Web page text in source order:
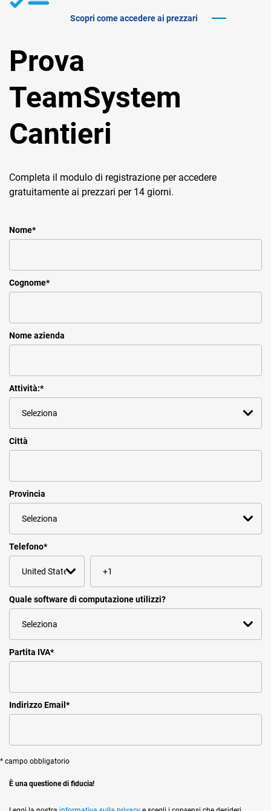
Scopri come accedere ai prezzari
Prova
TeamSystem
Cantieri
Completa il modulo di registrazione per accedere
gratuitamente ai prezzari per 14 giorni.
Nome*
Cognome*
Nome azienda
Attività:*
Città
Provincia
Telefono*
Quale software di computazione utilizzi?
Partita IVA*
Indirizzo Email *
* campo obbligatorio
È una questione di fiducia!